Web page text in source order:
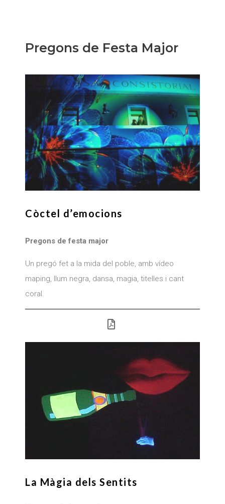
Pregons de Festa Major
Còctel d’emocions
Pregons de festa major
Un pregó fet a la mida del poble, amb vídeo
maping, llum negra, dansa, magia, titelles i cant
coral.
La Màgia dels Sentits